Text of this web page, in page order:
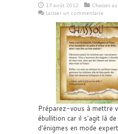
17 août 2012
Chasses
Laisser un commentaire
Préparez-vous à mettre
ébullition car il s'agit là
d'énigmes en mode expert